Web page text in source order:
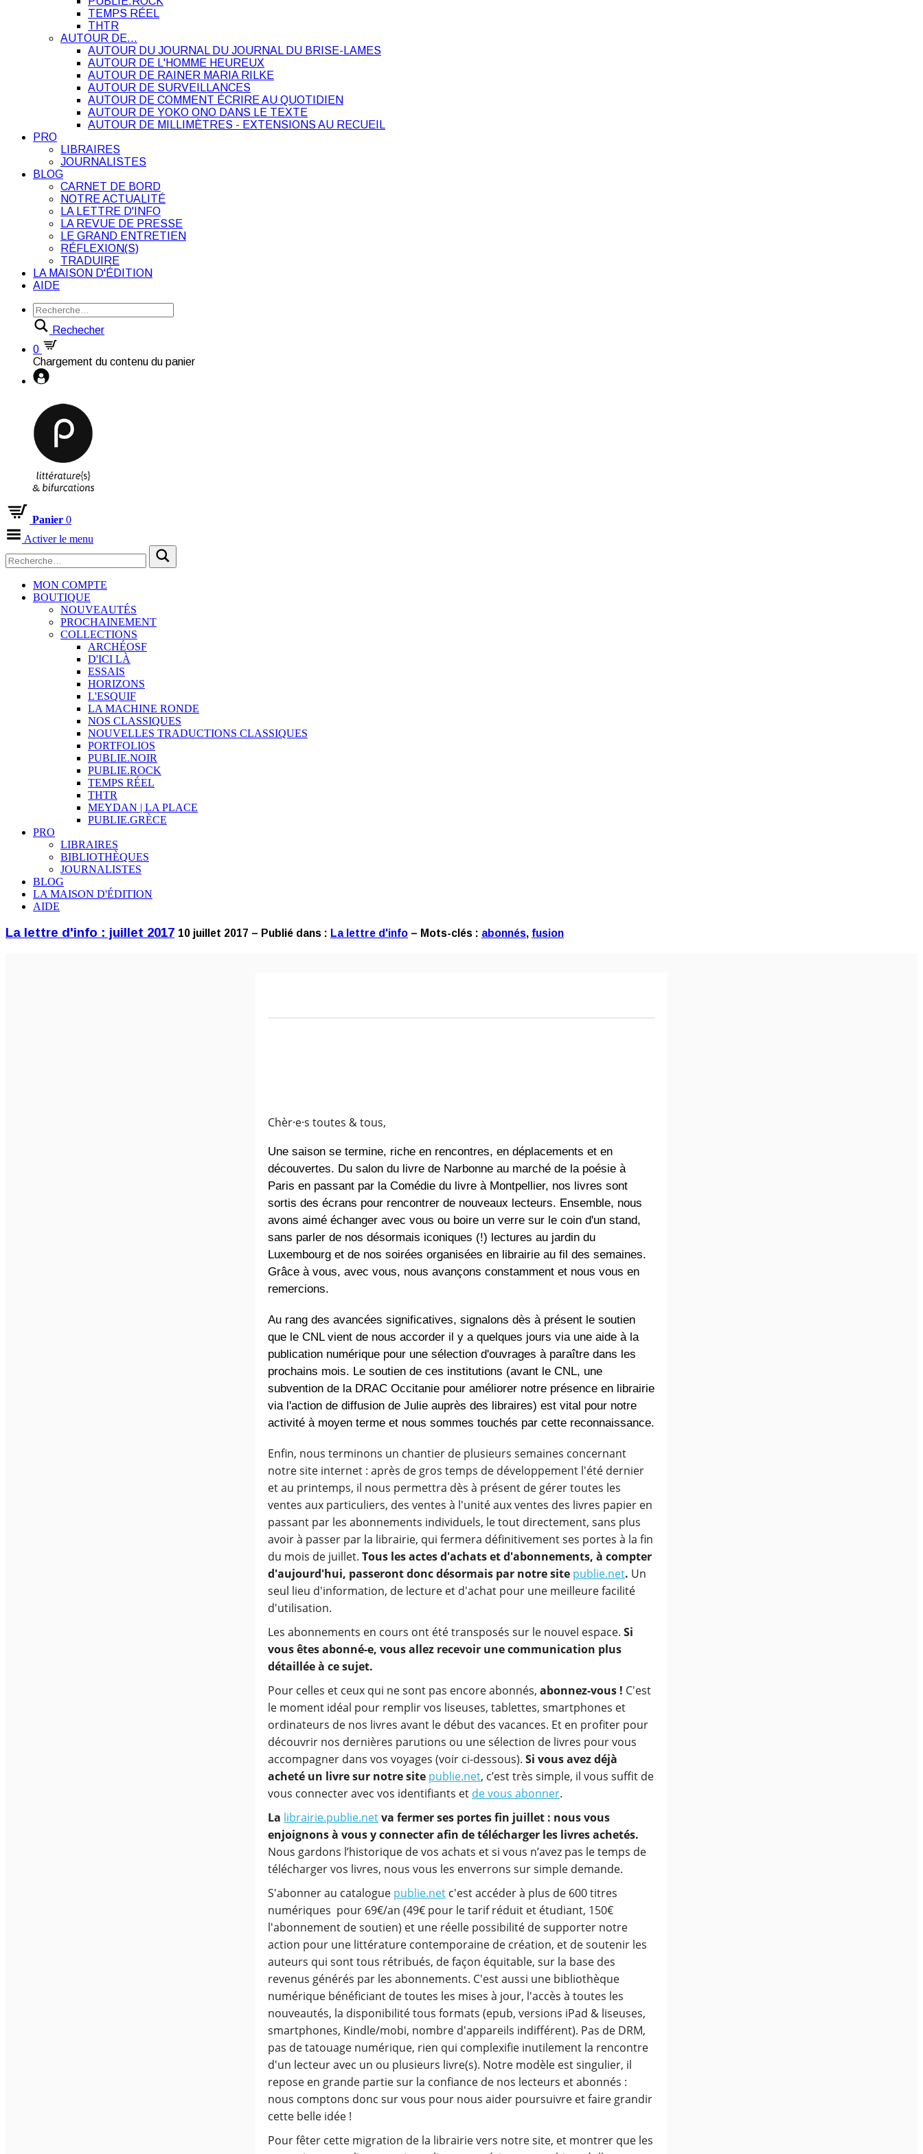
TEMPS RÉEL
THTR
AUTOUR DE…
AUTOUR DU JOURNAL DU JOURNAL DU BRISE-LAMES
AUTOUR DE L'HOMME HEUREUX
AUTOUR DE RAINER MARIA RILKE
AUTOUR DE SURVEILLANCES
AUTOUR DE COMMENT ÉCRIRE AU QUOTIDIEN
AUTOUR DE YOKO ONO DANS LE TEXTE
AUTOUR DE MILLIMÈTRES - EXTENSIONS AU RECUEIL
PRO
LIBRAIRES
JOURNALISTES
BLOG
CARNET DE BORD
NOTRE ACTUALITÉ
LA LETTRE D'INFO
LA REVUE DE PRESSE
LE GRAND ENTRETIEN
RÉFLEXION(S)
TRADUIRE
LA MAISON D'ÉDITION
AIDE
Rechecher
0
Chargement du contenu du panier
Panier 0
Activer le menu
MON COMPTE
BOUTIQUE
NOUVEAUTÉS
PROCHAINEMENT
COLLECTIONS
ARCHÉOSF
D'ICI LÀ
ESSAIS
HORIZONS
L'ESQUIF
LA MACHINE RONDE
NOS CLASSIQUES
NOUVELLES TRADUCTIONS CLASSIQUES
PORTFOLIOS
PUBLIE.NOIR
PUBLIE.ROCK
TEMPS RÉEL
THTR
MEYDAN | LA PLACE
PUBLIE.GRÈCE
PRO
LIBRAIRES
BIBLIOTHÈQUES
JOURNALISTES
BLOG
LA MAISON D'ÉDITION
AIDE
La lettre d'info : juillet 2017 10 juillet 2017 – Publié dans : La lettre d'info – Mots-clés : abonnés, fusion
Chèr·e·s toutes & tous,
Une saison se termine, riche en rencontres, en déplacements et en
découvertes. Du salon du livre de Narbonne au marché de la poésie à
Paris en passant par la Comédie du livre à Montpellier, nos livres sont
sortis des écrans pour rencontrer de nouveaux lecteurs. Ensemble, nous
avons aimé échanger avec vous ou boire un verre sur le coin d'un stand,
sans parler de nos désormais iconiques (!) lectures au jardin du
Luxembourg et de nos soirées organisées en librairie au fil des semaines.
Grâce à vous, avec vous, nous avançons constamment et nous vous en
remercions.
Au rang des avancées significatives, signalons dès à présent le soutien
que le CNL vient de nous accorder il y a quelques jours via une aide à la
publication numérique pour une sélection d'ouvrages à paraître dans les
prochains mois. Le soutien de ces institutions (avant le CNL, une
subvention de la DRAC Occitanie pour améliorer notre présence en librairie
via l'action de diffusion de Julie auprès des libraires) est vital pour notre
activité à moyen terme et nous sommes touchés par cette reconnaissance.
Enfin, nous terminons un chantier de plusieurs semaines concernant
notre site internet : après de gros temps de développement l'été dernier
et au printemps, il nous permettra dès à présent de gérer toutes les
ventes aux particuliers, des ventes à l'unité aux ventes des livres papier en
passant par les abonnements individuels, le tout directement, sans plus
avoir à passer par la librairie, qui fermera définitivement ses portes à la fin
du mois de juillet. Tous les actes d'achats et d'abonnements, à compter
d'aujourd'hui, passeront donc désormais par notre site publie.net. Un
seul lieu d'information, de lecture et d'achat pour une meilleure facilité
d'utilisation.
Les abonnements en cours ont été transposés sur le nouvel espace. Si
vous êtes abonné-e, vous allez recevoir une communication plus
détaillée à ce sujet.
Pour celles et ceux qui ne sont pas encore abonnés, abonnez-vous ! C'est
le moment idéal pour remplir vos liseuses, tablettes, smartphones et
ordinateurs de nos livres avant le début des vacances. Et en profiter pour
découvrir nos dernières parutions ou une sélection de livres pour vous
accompagner dans vos voyages (voir ci-dessous). Si vous avez déjà
acheté un livre sur notre site publie.net, c’est très simple, il vous suffit de
vous connecter avec vos identifiants et de vous abonner.
La librairie.publie.netva fermer ses portes fin juillet : nous vous
enjoignons à vous y connecter afin de télécharger les livres achetés.
Nous gardons l’historique de vos achats et si vous n’avez pas le temps de
télécharger vos livres, nous vous les enverrons sur simple demande.
S'abonner au catalogue publie.net c'est accéder à plus de 600 titres
numériques pour 69€/an (49€ pour le tarif réduit et étudiant, 150€
l'abonnement de soutien) et une réelle possibilité de supporter notre
action pour une littérature contemporaine de création, et de soutenir les
auteurs qui sont tous rétribués, de façon équitable, sur la base des
revenus générés par les abonnements. C'est aussi une bibliothèque
numérique bénéficiant de toutes les mises à jour, l'accès à toutes les
nouveautés, la disponibilité tous formats (epub, versions iPad & liseuses,
smartphones, Kindle/mobi, nombre d'appareils indifférent). Pas de DRM,
pas de tatouage numérique, rien qui complexifie inutilement la rencontre
d'un lecteur avec un ou plusieurs livre(s). Notre modèle est singulier, il
repose en grande partie sur la confiance de nos lecteurs et abonnés :
nous comptons donc sur vous pour nous aider poursuivre et faire grandir
cette belle idée !
Pour fêter cette migration de la librairie vers notre site, et montrer que les